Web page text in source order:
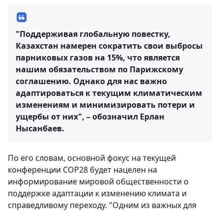
"Поддерживая глобальную повестку,
Казахстан намерен сократить свои выбросы
парниковых газов на 15%, что является
нашим обязательством по Парижскому
соглашению. Однако для нас важно
адаптироваться к текущим климатическим
изменениям и минимизировать потери и
ущербы от них", – обозначил Ерлан
Нысанбаев.
По его словам, основной фокус на текущей
конференции СОР28 будет нацелен на
информирование мировой общественности о
поддержке адаптации к изменению климата и
справедливому переходу. "Одним из важных для